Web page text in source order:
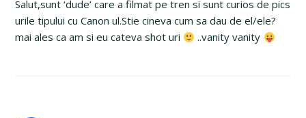
Salut,sunt ‘dude’ care a filmat pe tren si sunt curios de pics
urile tipului cu Canon ul.Stie cineva cum sa dau de el/ele?
mai ales ca am si eu cateva shot uri
..vanity vanity